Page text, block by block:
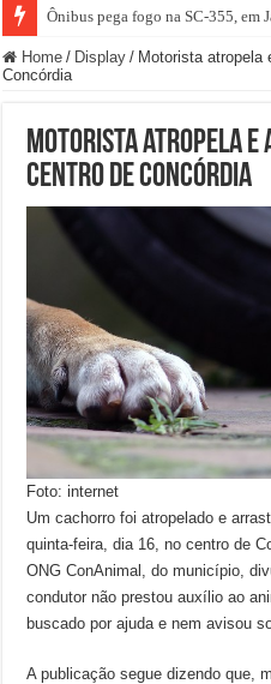
Ônibus pega fogo na SC-355, em
Home / Display / Motorista atropela
Concórdia
Motorista atropela
centro de Concórdia
Foto: internet
Um cachorro foi atropelado e
quinta-feira, dia 16, no centro de
ONG ConAnimal, do município,
condutor não prestou auxílio ao
buscado por ajuda e nem avisou
A publicação segue dizendo que,